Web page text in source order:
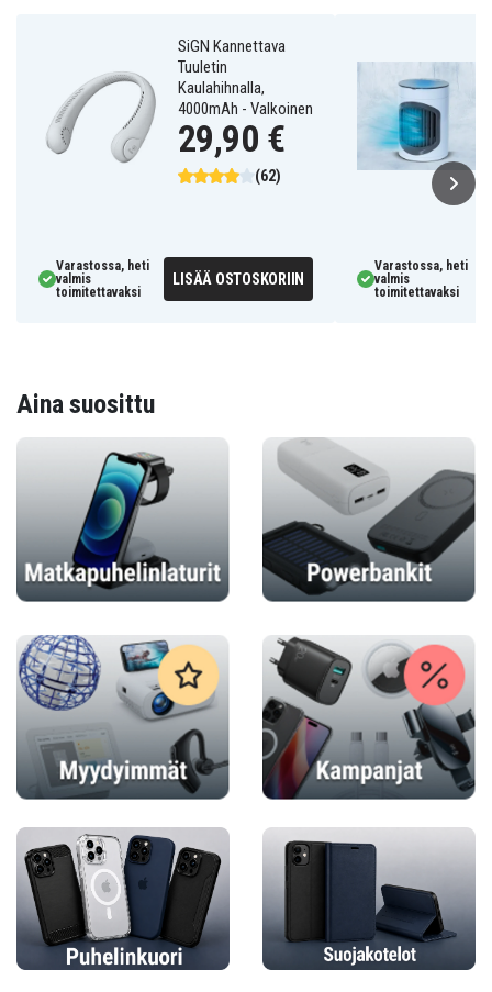
SiGN Kannettava
Tuuletin
Kaulahihnalla,
4000mAh - Valkoinen
(62)
29,90 €
Varastossa, heti
valmis
toimitettavaksi
LISÄÄ OSTOSKORIIN
Varastossa, heti
valmis
toimitettavaksi
Aina suosittu